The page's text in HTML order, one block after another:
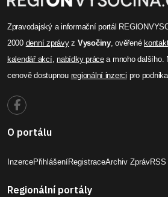
Zpravodajský a informační portál
2000 denní zprávyz Vysočiny, ověřené
kalendář akcí,nabídky prácea mnoho dalšího.
cenově dostupnou regionální inzerci pro
O portálu
InzercePřihlášeníRegistraceArchiv ZprávRSS
Regionální portály